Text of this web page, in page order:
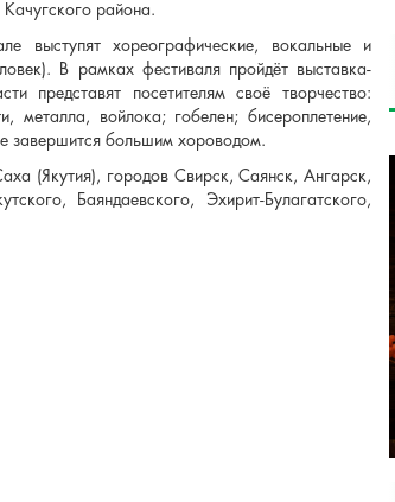
района.
выступят хореографические, вокальные и
В рамках фестиваля пройдёт выставка-
представят посетителям своё творчество:
металла, войлока; гобелен; бисероплетение,
завершится большим хороводом.
(Якутия), городов Свирск, Саянск, Ангарск,
Баяндаевского, Эхирит-Булагатского,